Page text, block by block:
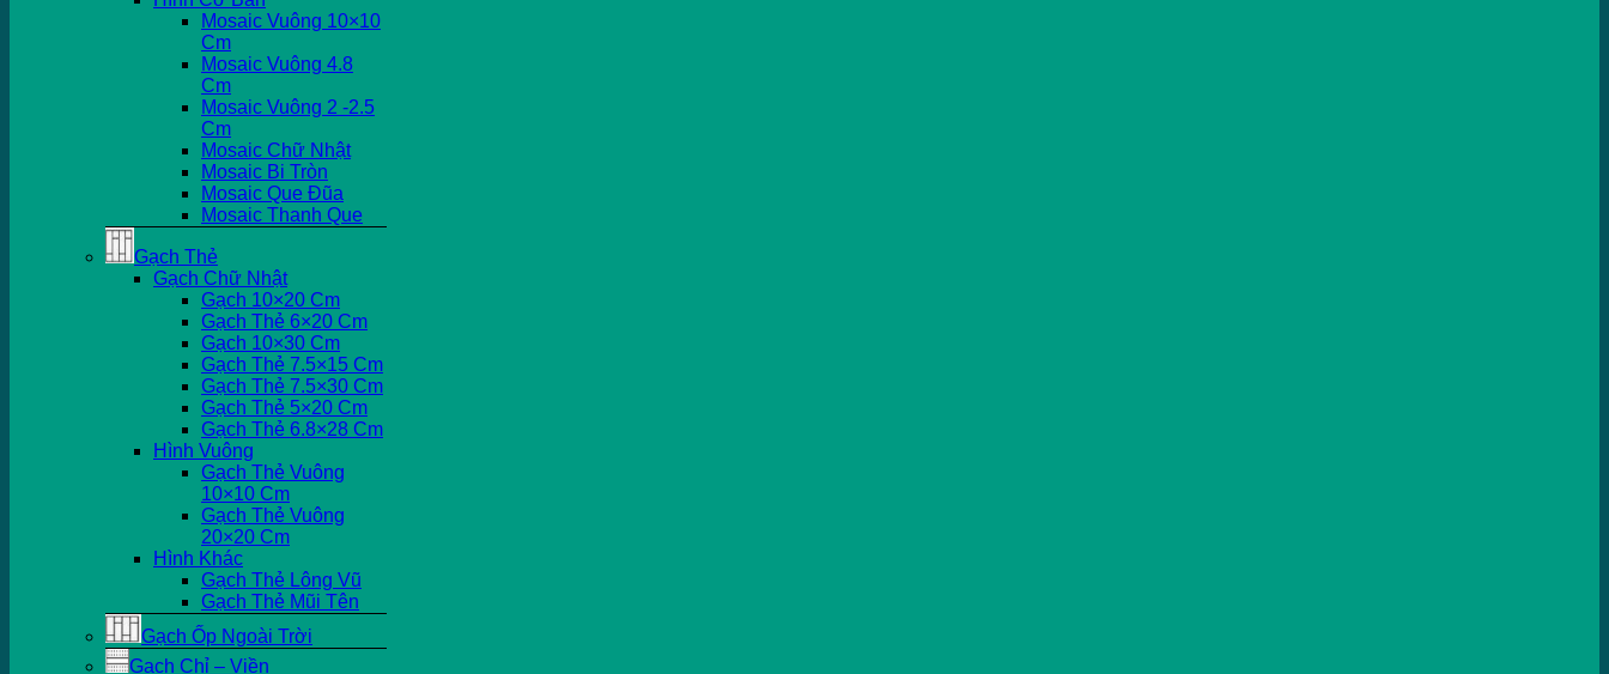
Mosaic Vuông 10×10
Cm
Mosaic Vuông 4.8
Cm
Mosaic Vuông 2 -2.5
Cm
Mosaic Chữ Nhật
Mosaic Bi Tròn
Mosaic Que Đũa
Mosaic Thanh Que
Gạch Thẻ
Gạch Chữ Nhật
Gạch 10×20 Cm
Gạch Thẻ 6×20 Cm
Gạch 10×30 Cm
Gạch Thẻ 7.5×15 Cm
Gạch Thẻ 7.5×30 Cm
Gạch Thẻ 5×20 Cm
Gạch Thẻ 6.8×28 Cm
Hình Vuông
Gạch Thẻ Vuông
10×10 Cm
Gạch Thẻ Vuông
20×20 Cm
Hình Khác
Gạch Thẻ Lông Vũ
Gạch Thẻ Mũi Tên
Gạch Ốp Ngoài Trời
Gạch Chỉ – Viền